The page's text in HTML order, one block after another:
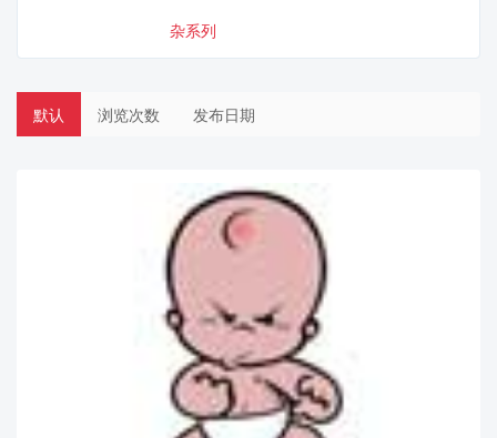
杂系列
默认 浏览次数 发布日期